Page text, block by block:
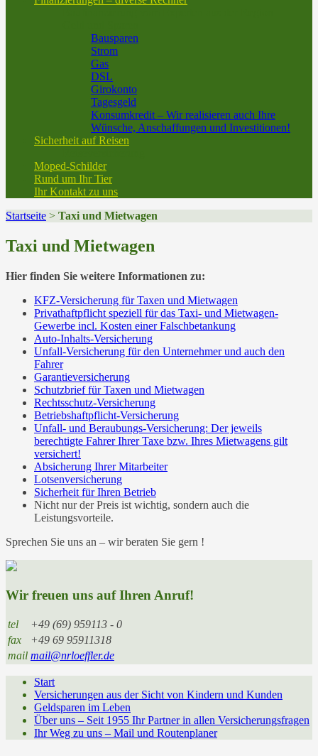
Bausparen
Strom
Gas
DSL
Girokonto
Tagesgeld
Konsumkredit – Wir realisieren auch Ihre
Wünsche, Anschaffungen und Investitionen!
Sicherheit auf Reisen
Moped-Schilder
Rund um Ihr Tier
Ihr Kontakt zu uns
Startseite > Taxi und Mietwagen
Taxi und Mietwagen
Hier finden Sie weitere Informationen zu:
KFZ-Versicherung für Taxen und Mietwagen
Privathaftpflicht speziell für das Taxi- und Mietwagen-
Gewerbe incl. Kosten einer Falschbetankung
Auto-Inhalts-Versicherung
Unfall-Versicherung für den Unternehmer und auch den
Fahrer
Garantieversicherung
Schutzbrief für Taxen und Mietwagen
Rechtsschutz-Versicherung
Betriebshaftpflicht-Versicherung
Unfall- und Beraubungs-Versicherung: Der jeweils
berechtigte Fahrer Ihrer Taxe bzw. Ihres Mietwagens gilt
versichert!
Absicherung Ihrer Mitarbeiter
Lotsenversicherung
Sicherheit für Ihren Betrieb
Nicht nur der Preis ist wichtig, sondern auch die
Leistungsvorteile.
Sprechen Sie uns an – wir beraten Sie gern !
Wir freuen uns auf Ihren Anruf!
tel
+49 (69) 959113 - 0
fax
+49 69 95911318
mail mail@nrloeffler.de
Start
Versicherungen aus der Sicht von Kindern und Kunden
Geldsparen im Leben
Über uns – Seit 1955 Ihr Partner in allen Versicherungsfragen
Ihr Weg zu uns – Mail und Routenplaner